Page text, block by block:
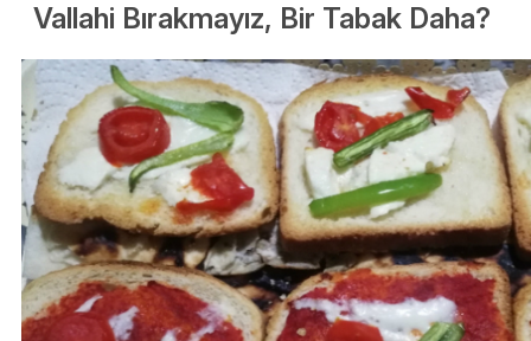
Vallahi Bırakmayız, Bir Tabak Daha?